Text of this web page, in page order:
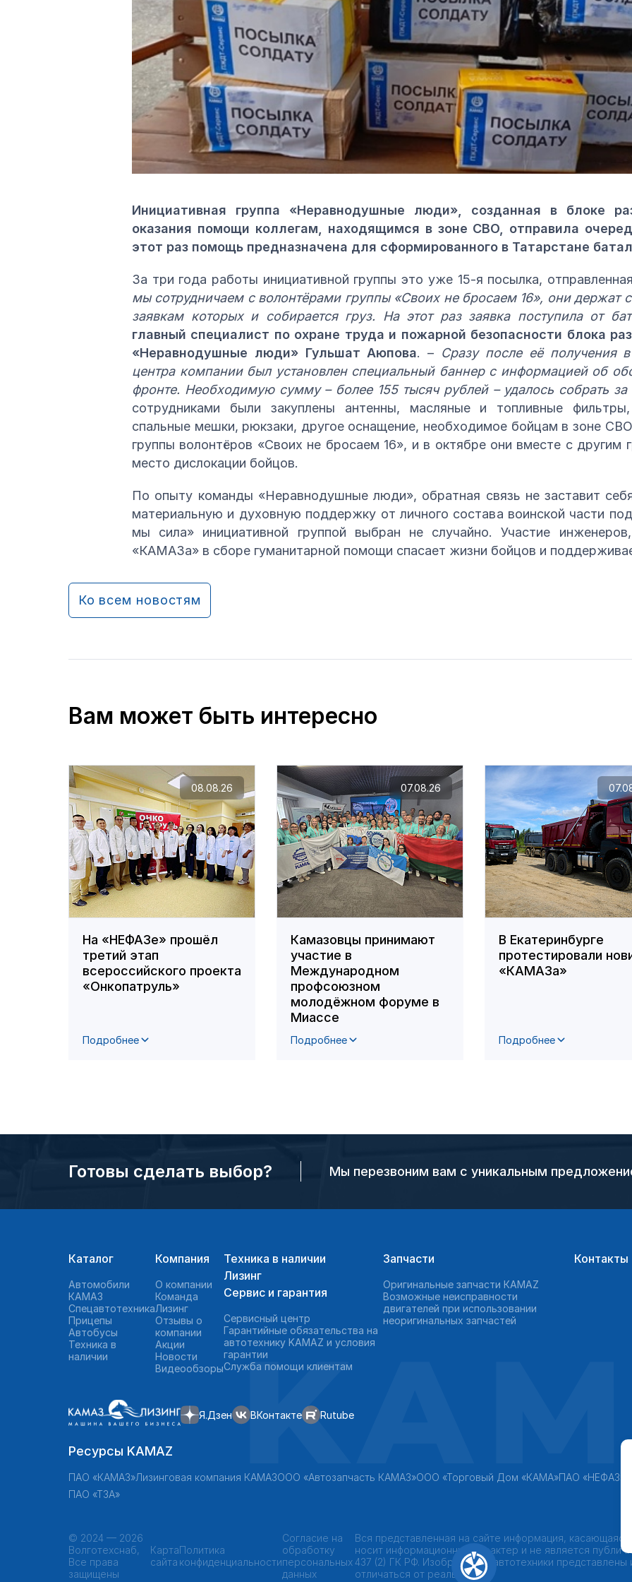
Инициативная группа «Неравнодушные люди», созданная в блоке
оказания помощи коллегам, находящимся в зоне СВО, отправила
этот раз помощь предназначена для сформированного в Татарстане
За три года работы инициативной группы это уже 15-я посылка,
мы сотрудничаем с волонтёрами группы «Своих не бросаем 16», они держат
заявкам которых и собирается груз. На этот раз заявка поступила от
главный специалист по охране труда и пожарной безопасности блока
«Неравнодушные люди» Гульшат Аюпова. – Сразу после её получения
центра компании был установлен специальный баннер с информацией об
фронте. Необходимую сумму – более 155 тысяч рублей – удалось собрать за
сотрудниками были закуплены антенны, масляные и топливные фильтры,
спальные мешки, рюкзаки, другое оснащение, необходимое бойцам в зоне
группы волонтёров «Своих не бросаем 16», и в октябре они вместе с другим
место дислокации бойцов.
По опыту команды «Неравнодушные люди», обратная связь не заставит
материальную и духовную поддержку от личного состава воинской части
мы сила» инициативной группой выбран не случайно. Участие инженеров,
«КАМАЗа» в сборе гуманитарной помощи спасает жизни бойцов и
Ко всем новостям
Вам может быть интересно
На «НЕФАЗе» прошёл
третий этап
всероссийского проекта
«Онкопатруль»
Подробнее
08.08.26
Камазовцы принимают
участие в
Международном
профсоюзном
молодёжном форуме в
Миассе
Подробнее
07.08.26
В Екатеринбурге
протестировали
«КАМАЗа»
Подробнее
Готовы сделать выбор? Мы перезвоним вам с уникальным
Каталог
Автомобили
КАМАЗ
Спецавтотехника
Прицепы
Автобусы
Техника в
наличии
Компания
О компании
Команда
Лизинг
Отзывы о
компании
Акции
Новости
Видеообзоры
Техника в наличии
Лизинг
Сервис и гарантия
Сервисный центр
Гарантийные обязательства на
автотехнику KAMAZ и условия
гарантии
Служба помощи клиентам
Запчасти
Оригинальные запчасти КAMAZ
Возможные неисправности
двигателей при использовании
неоригинальных запчастей
Контакты
Я.Дзен ВКонтакте Rutube
Ресурсы KAMAZ
ПАО «КАМАЗ»Лизинговая компания КАМАЗООО «Автозапчасть КАМАЗ»ООО «Торговый Дом «КАМА»ПАО «НЕФАЗ»
ПАО «ТЗА»
© 2024 — 2026
Волготехснаб,
Все права
защищены
Карта
сайта
Политика
конфиденциальности
Согласие на
обработку
персональных
данных
Вся представленная на сайте информация,
носит информационный характер и не является
437 (2) ГК РФ. Изображения автотехники
отличаться от реальных.